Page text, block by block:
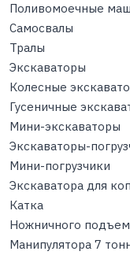
Поливомоечные
Самосвалы
Тралы
Экскаваторы
Колесные
Гусеничные
Мини-экскаваторы
Экскаваторы-
Мини-погрузчики
Экскаватора для
Катка
Ножничного
Манипулятора 7